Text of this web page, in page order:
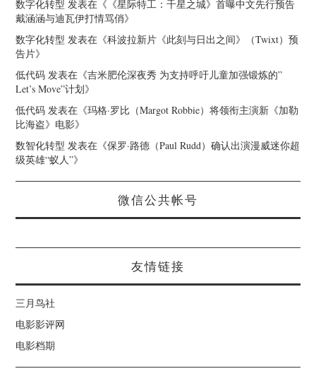
数字化转型 发表在《 《星际特工：千星之城》首曝中文先行预告
戴涵涵与迪瓦伊打情骂俏》
数字化转型 发表在《科波拉新片《此刻与日出之间》（Twixt）预
告片》
低代码 发表在《吉米肥伦深夜秀 为支持呼吁儿童加强锻炼的”
Let’s Move”计划》
低代码 发表在《玛格·罗比（Margot Robbie）将领衔主演新《加勒
比海盗》电影》
数智化转型 发表在《保罗·路德（Paul Rudd）确认出演漫威迷你超
级英雄“蚁人”》
微信公共帐号
友情链接
三月鸟社
电影影评网
电影档期